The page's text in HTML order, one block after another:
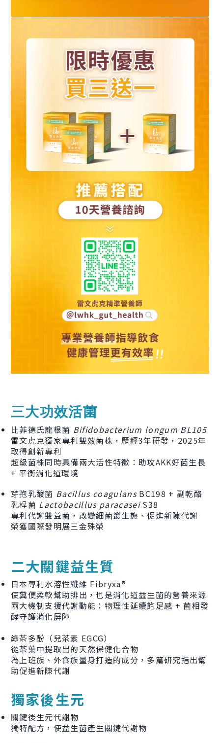
三大功效活菌
比菲德氏龍根菌 Bifidobacterium longum BL105
雷文虎克獨家專利雙效菌株，歷經3年研發，2025年
取得創新專利
超級菌株同時具備兩大活性特徵：助攻AKK好菌生長
+ 平衡消化道環境
芽孢乳酸菌 Bacillus coagulansBC198 + 副乾酪
乳桿菌 Lactobacillus paracasei S38
專利代謝雙益菌，改變細菌叢生態、促進新陳代謝
榮獲國際發明展三金殊榮
二大關鍵益生質
日本專利水溶性纖維 Fibryxa®
使糞便柔軟幫助排出，也是消化道益生菌的營養來源
兩大機制支援代謝動能：物理性延續飽足感 + 菌相發
酵守護消化屏障
綠茶多酚（兒茶素 EGCG）
從茶葉中提取出的天然保健化合物
為上班族、外食族量身打造的成分，多篇研究指出幫
助促進新陳代謝
獨家後生元
關鍵後生元代謝物
獨特配方，使益生菌產生關鍵代謝物